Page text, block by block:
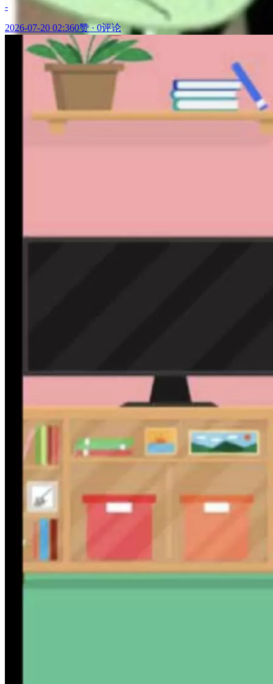
-
2026-07-20 02:360赞·0评论